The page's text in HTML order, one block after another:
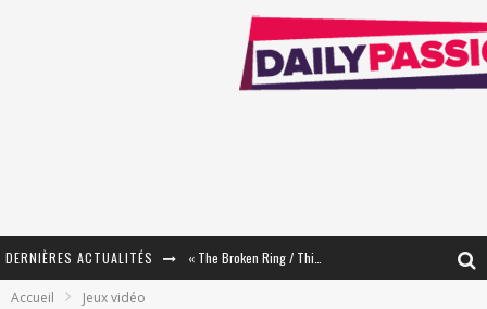
DERNIÈRES ACTUALITÉS
Accueil Jeux vidéo